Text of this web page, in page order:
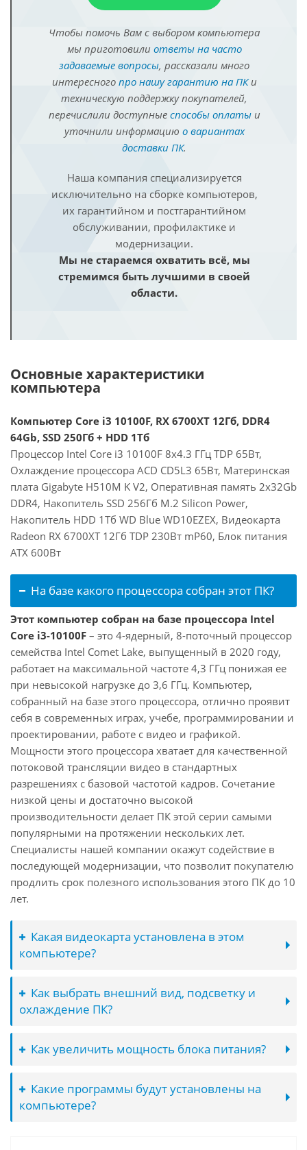
Чтобы помочь Вам с выбором компьютера
мы приготовили ответы на часто
задаваемые вопросы, рассказали много
интересного про нашу гарантию на ПКи
техническую поддержку покупателей,
перечислили доступные способы оплатыи
уточнили информацию о вариантах
доставки ПК.
Наша компания специализируется
исключительно на сборке компьютеров,
их гарантийном и постгарантийном
обслуживании, профилактике и
модернизации.
Мы не стараемся охватить всё, мы
стремимся быть лучшими в своей
области.
Основные характеристики
компьютера
Компьютер Core i3 10100F, RX 6700XT 12Гб, DDR4
64Gb, SSD 250Гб + HDD 1Тб
Процессор Intel Core i3 10100F 8x4.3 ГГц TDP 65Вт,
Охлаждение процессора ACD CD5L3 65Вт, Материнская
плата Gigabyte H510M K V2, Оперативная память 2x32Gb
DDR4, Накопитель SSD 256Гб M.2 Silicon Power,
Накопитель HDD 1Тб WD Blue WD10EZEX, Видеокарта
Radeon RX 6700XT 12Гб TDP 230Вт mP60, Блок питания
ATX 600Вт
На базе какого процессора собран этот ПК?
Этот компьютер собран на базе процессора Intel
Core i3-10100F – это 4-ядерный, 8-поточный процессор
семейства Intel Comet Lake, выпущенный в 2020 году,
работает на максимальной частоте 4,3 ГГц понижая ее
при невысокой нагрузке до 3,6 ГГц. Компьютер,
собранный на базе этого процессора, отлично проявит
себя в современных играх, учебе, программировании и
проектировании, работе с видео и графикой.
Мощности этого процессора хватает для качественной
потоковой трансляции видео в стандартных
разрешениях с базовой частотой кадров. Сочетание
низкой цены и достаточно высокой
производительности делает ПК этой серии самыми
популярными на протяжении нескольких лет.
Специалисты нашей компании окажут содействие в
последующей модернизации, что позволит покупателю
продлить срок полезного использования этого ПК до 10
лет.
Какая видеокарта установлена в этом
компьютере?
Как выбрать внешний вид, подсветку и
охлаждение ПК?
Как увеличить мощность блока питания?
Какие программы будут установлены на
компьютере?